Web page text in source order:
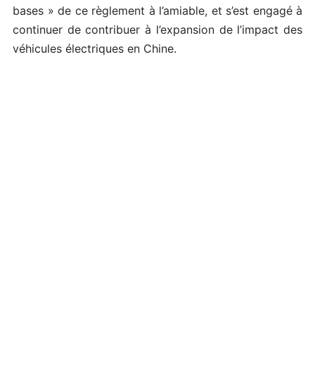
bases » de ce règlement à l’amiable, et s’est engagé à
continuer de contribuer à l’expansion de l’impact des
véhicules électriques en Chine.